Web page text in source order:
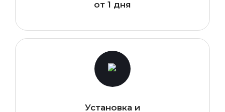
от 1 дня
Установка и